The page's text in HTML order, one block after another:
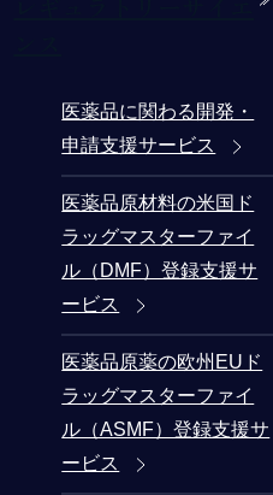
医薬品に関わる開発・
申請支援サービス
医薬品原材料の米国ド
ラッグマスターファイ
ル（DMF）登録支援サ
ービス
医薬品原薬の欧州EUド
ラッグマスターファイ
ル（ASMF）登録支援サ
ービス